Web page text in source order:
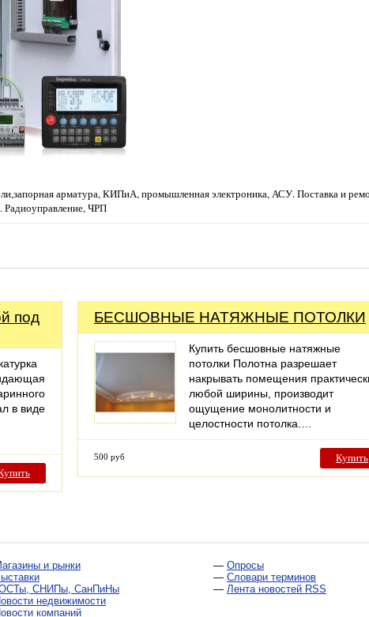
арматура, КИПиА, промышленная электроника, АСУ. Поставка и
Радиоуправление, ЧРП
под
в виде
БЕСШОВНЫЕ НАТЯЖНЫЕ ПОТОЛКИ
Купить бесшовные натяжные
потолки Полотна разрешает
накрывать помещения
любой ширины, производит
ощущение монолитности и
целостности потолка.…
500 руб Купить
и рынки
СНИПы, СанПиНы
недвижимости
компаний
— Опросы
— Словари терминов
— Лента новостей RSS